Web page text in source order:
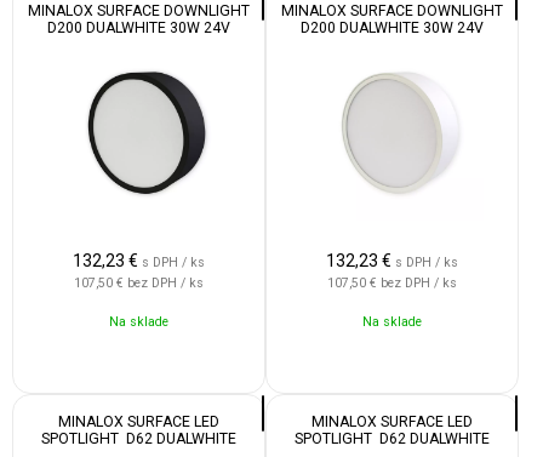
MINALOX SURFACE DOWNLIGHT
D200 DUALWHITE 30W 24V
132,23 € s DPH / ks
107,50 € bez DPH / ks
Na sklade
MINALOX SURFACE DOWNLIGHT
D200 DUALWHITE 30W 24V
132,23 € s DPH / ks
107,50 € bez DPH / ks
Na sklade
MINALOX SURFACE LED
SPOTLIGHT D62 DUALWHITE
MINALOX SURFACE LED
SPOTLIGHT D62 DUALWHITE